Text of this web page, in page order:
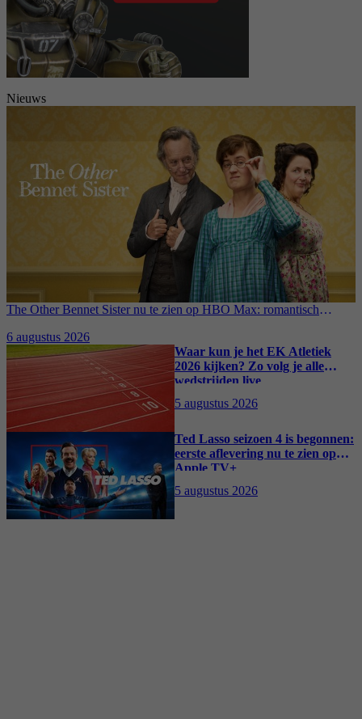
Nieuws
The Other Bennet Sister nu te zien op HBO Max: romantisch
6 augustus 2026
Waar kun je het EK Atletiek
2026 kijken? Zo volg je alle
wedstrijden live
5 augustus 2026
Ted Lasso seizoen 4 is begonnen:
eerste aflevering nu te zien op
Apple TV+
5 augustus 2026